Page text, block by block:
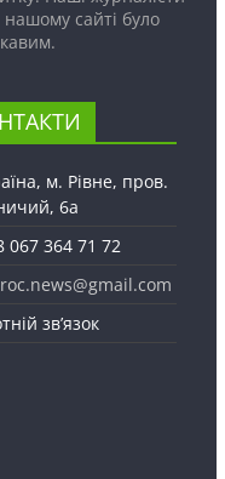
сайті було
м. Рівне, пров.
6а
067 364 71 72
зв’язок